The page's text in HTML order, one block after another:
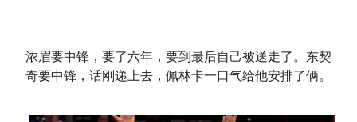
浓眉要中锋，要了六年，要到最后自己被送走了。东契
奇要中锋，话刚递上去，佩林卡一口气给他安排了俩。